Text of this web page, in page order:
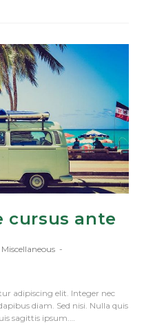
cursus ante
Miscellaneous
adipiscing elit. Integer nec
diam. Sed nisi. Nulla quis
sagittis ipsum.…